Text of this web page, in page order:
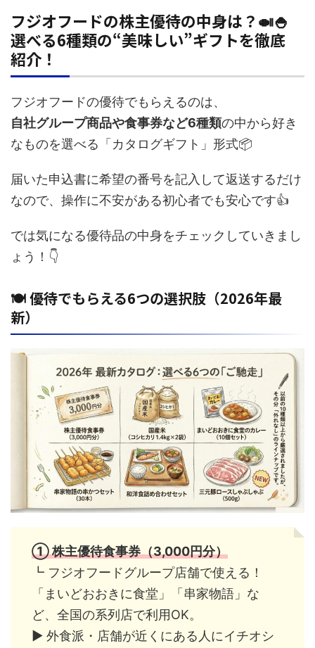
フジオフードの株主優待の中身は？🍛🍚
選べる6種類の“美味しい”ギフトを徹底
紹介！
フジオフードの優待でもらえるのは、
自社グループ商品や食事券など6種類の中から好き
なものを選べる「カタログギフト」形式📦
届いた申込書に希望の番号を記入して返送するだけ
なので、操作に不安がある初心者でも安心です👍
では気になる優待品の中身をチェックしていきまし
ょう！👇
🍽️ 優待でもらえる6つの選択肢（2026年最
新）
①株主優待食事券（3,000円分）
┗ フジオフードグループ店舗で使える！
「まいどおおきに食堂」「串家物語」な
ど、全国の系列店で利用OK。
▶︎ 外食派・店舗が近くにある人にイチオシ